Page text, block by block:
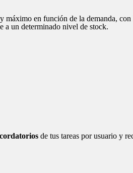
en función de la demanda, con
a un determinado nivel de stock.
de tus tareas por usuario y